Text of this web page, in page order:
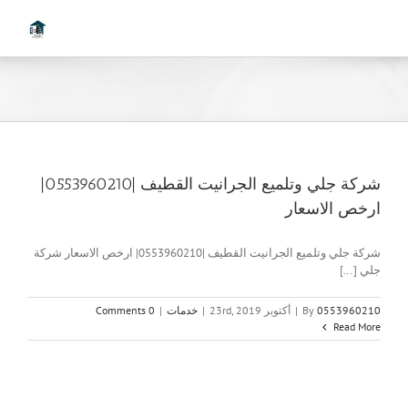
شركة جلي وتلميع الجرانيت القطيف |0553960210|
ارخص الاسعار
شركة جلي وتلميع الجرانيت القطيف |0553960210| ارخص الاسعار شركة
جلي [...]
By 0553960210
| أكتوبر 23rd, 2019 | خدمات |
0 Comments
Read More